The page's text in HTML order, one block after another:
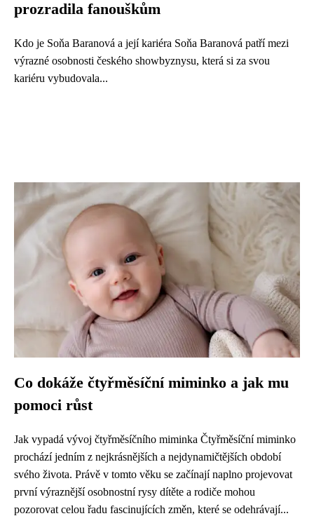
prozradila fanouškům
Kdo je Soňa Baranová a její kariéra Soňa Baranová patří mezi
výrazné osobnosti českého showbyznysu, která si za svou
kariéru vybudovala...
Co dokáže čtyřměsíční miminko a jak mu
pomoci růst
Jak vypadá vývoj čtyřměsíčního miminka Čtyřměsíční miminko
prochází jedním z nejkrásnějších a nejdynamičtějších období
svého života. Právě v tomto věku se začínají naplno projevovat
první výraznější osobnostní rysy dítěte a rodiče mohou
pozorovat celou řadu fascinujících změn, které se odehrávají...